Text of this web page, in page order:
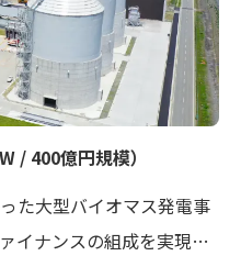
なる中、当社が資金調達
と緊密に連携し、課題へ
で金融機関との協議を推
/ 400億円規模）
た大型バイオマス発電事
イナンスの組成を実現し